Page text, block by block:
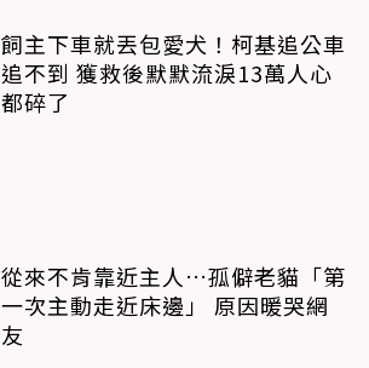
飼主下車就丟包愛犬！柯基追公車
追不到 獲救後默默流淚13萬人心
都碎了
從來不肯靠近主人…孤僻老貓「第
一次主動走近床邊」 原因暖哭網
友